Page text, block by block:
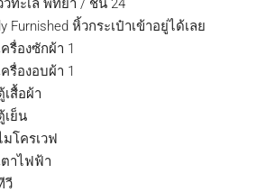
วทะเล พัทยา / ชั้น 24
Furnished หิ้วกระเป๋าเข้าอยู่ได้เลย
ครื่องซักผ้า 1
ครื่องอบผ้า 1
เสื้อผ้า
เย็น
มโครเวฟ
ตาไฟฟ้า
วี